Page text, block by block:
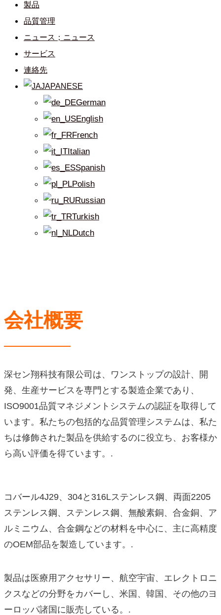
製品
品質管理
ニュース；ニュース
サービス
連絡先
JAPANESE
German
English
French
Italian
Spanish
Polish
Russian
Turkish
Dutch
会社概要
深セン翔科技有限公司は、ワンストップの設計、開
発、生産サービスを専門とする製造企業であり、
ISO9001品質マネジメントシステムの認証を取得して
います。私たちの包括的な品質管理システムは、私た
ちは修飾された製品を供給するのに役立ち、お客様か
ら高い評価を得ています。.
コバール4J29、304と316Lステンレス鋼、両面2205
ステンレス鋼、ステンレス鋼、無酸素銅、合金銅、ア
ルミニウム、合金鋼などの材料を中心に、主に高精度
のOEM部品を製造しています。.
製品は医療用アクセサリー、航空宇宙、エレクトロニ
クスなどの分野をカバーし、米国、韓国、その他のヨ
ーロッパ諸国に販売している。.